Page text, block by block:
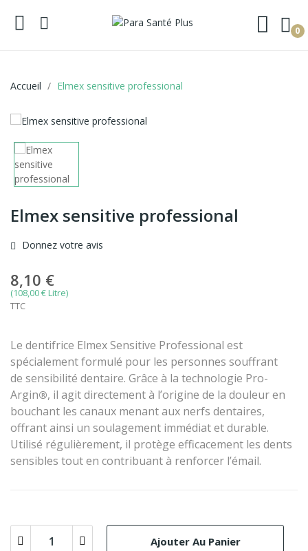
0
Accueil Elmex sensitive professional
Elmex sensitive professional
Donnez votre avis
8,10 €
(108,00 € Litre)
TTC
Le dentifrice Elmex Sensitive Professional est
spécialement formulé pour les personnes souffrant
de sensibilité dentaire. Grâce à la technologie Pro-
Argin®, il agit directement à l’origine de la douleur en
bouchant les canaux menant aux nerfs dentaires,
offrant ainsi un soulagement immédiat et durable.
Utilisé régulièrement, il protège efficacement les dents
sensibles tout en contribuant à renforcer l’émail.
Ajouter Au Panier